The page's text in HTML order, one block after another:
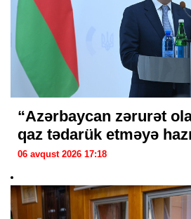
“Azərbaycan zərurət
qaz tədarük etməyə
06 avqust 2026 17:18